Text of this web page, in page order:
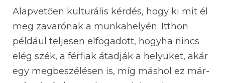
Alapvetően kulturális kérdés, hogy ki mit él
meg zavarónak a munkahelyén. Itthon
például teljesen elfogadott, hogyha nincs
elég szék, a férfiak átadják a helyüket, akár
egy megbeszélésen is, míg máshol ez már-